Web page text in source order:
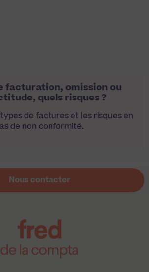
facturation, omission ou
quels risques ?
de factures et les risques en
de non conformité.
Nous contacter